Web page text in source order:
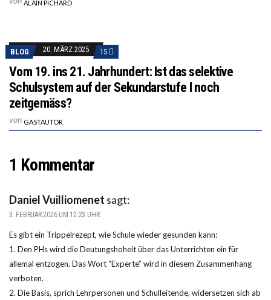
ALAIN PICHARD
BLOG 20. MÄRZ 2025 15
Vom 19. ins 21. Jahrhundert: Ist das selektive
Schulsystem auf der Sekundarstufe I noch
zeitgemäss?
von GASTAUTOR
1 Kommentar
Daniel Vuilliomenet sagt:
3. FEBRUAR 2026 UM 12:23 UHR
Es gibt ein Trippelrezept, wie Schule wieder gesunden kann:
1. Den PHs wird die Deutungshoheit über das Unterrichten ein für
allemal entzogen. Das Wort “Experte” wird in diesem Zusammenhang
verboten.
2. Die Basis, sprich Lehrpersonen und Schulleitende, widersetzen sich ab